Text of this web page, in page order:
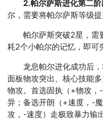
2.帕尔萨斯进化第二阶
尔，需要将帕尔萨斯等级
帕尔萨斯突破2星，需
耗2个小帕尔的记忆，即可
龙息帕尔进化成功后，
面板物攻突出、核心技能
物攻。首选固执（+物攻
异；备选开朗（+速度，-
攻，-速度）走极致暴力输